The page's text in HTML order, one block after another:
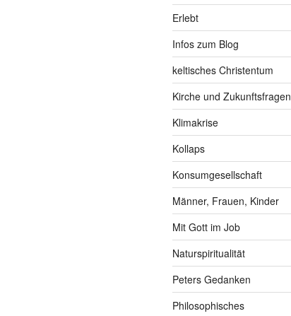
Erlebt
Infos zum Blog
keltisches Christentum
Kirche und Zukunftsfragen
Klimakrise
Kollaps
Konsumgesellschaft
Männer, Frauen, Kinder
Mit Gott im Job
Naturspiritualität
Peters Gedanken
Philosophisches